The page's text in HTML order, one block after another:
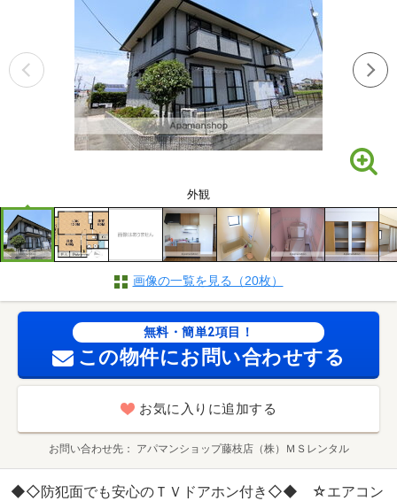
外観
画像の一覧を見る（20枚）
無料・簡単2項目！
この物件にお問い合わせする
お気に入りに追加する
お問い合わせ先 アパマンショップ藤枝店（株）ＭＳレンタル
◆◇防犯面でも安心のＴＶドアホン付き◇◆ ☆エアコン